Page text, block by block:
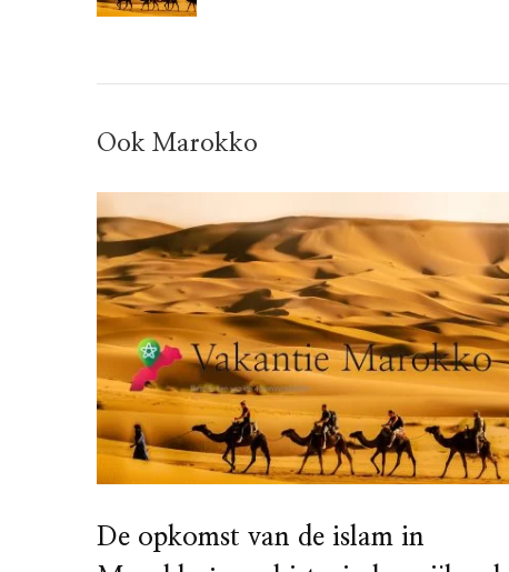
Ook Marokko
De opkomst van de islam in